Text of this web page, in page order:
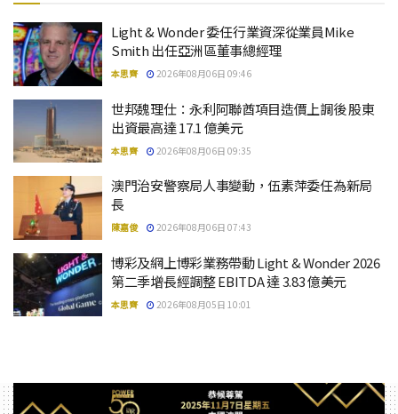
Light & Wonder 委任行業資深從業員Mike
Smith 出任亞洲區董事總經理
本思齊 2026年08月06日 09:46
世邦魏理仕：永利阿聯酋項目造價上調後 股東
出資最高達 17.1 億美元
本思齊 2026年08月06日 09:35
澳門治安警察局人事變動，伍素萍委任為新局
長
陳嘉俊 2026年08月06日 07:43
博彩及網上博彩業務帶動 Light & Wonder 2026
第二季增長經調整 EBITDA 達 3.83 億美元
本思齊 2026年08月05日 10:01